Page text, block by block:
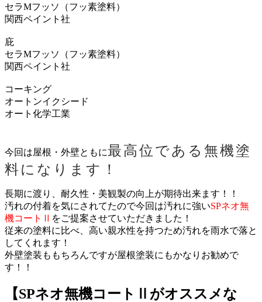
セラMフッソ（フッ素塗料）
関西ペイント社
庇
セラMフッソ（フッ素塗料）
関西ペイント社
コーキング
オートンイクシード
オート化学工業
今回は屋根・外壁ともに最高位である無機塗
料になります！
長期に渡り、耐久性・美観製の向上が期待出来ます！！
汚れの付着を気にされてたので今回は汚れに強いSPネオ無
機コートⅡ をご提案させていただきました！
従来の塗料に比べ、高い親水性を持つため汚れを雨水で落と
してくれます！
外壁塗装ももちろんですが屋根塗装にもかなりお勧めで
す！！
【SPネオ無機コートⅡがオススメな